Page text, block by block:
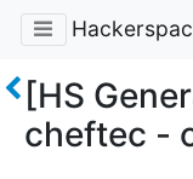
[HS
cheftec -